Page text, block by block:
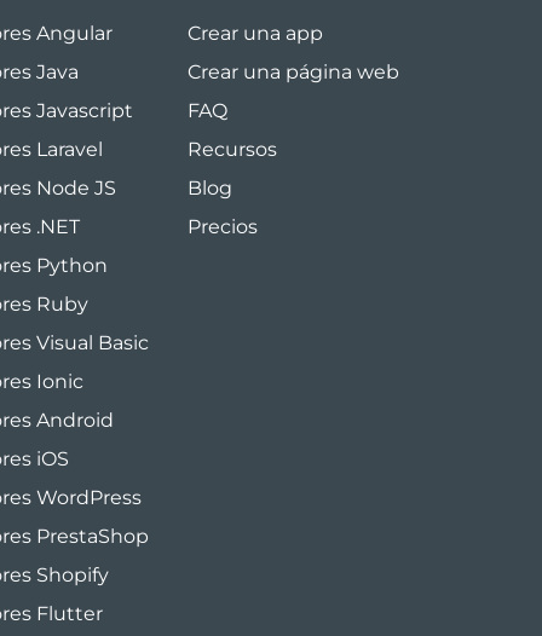
Angular
Java
Javascript
Laravel
Node JS
.NET
Python
Ruby
Visual Basic
Ionic
Android
iOS
WordPress
PrestaShop
Shopify
Flutter
Crear una app
Crear una página web
FAQ
Recursos
Blog
Precios